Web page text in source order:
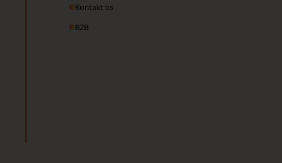
Kontakt os
B2B